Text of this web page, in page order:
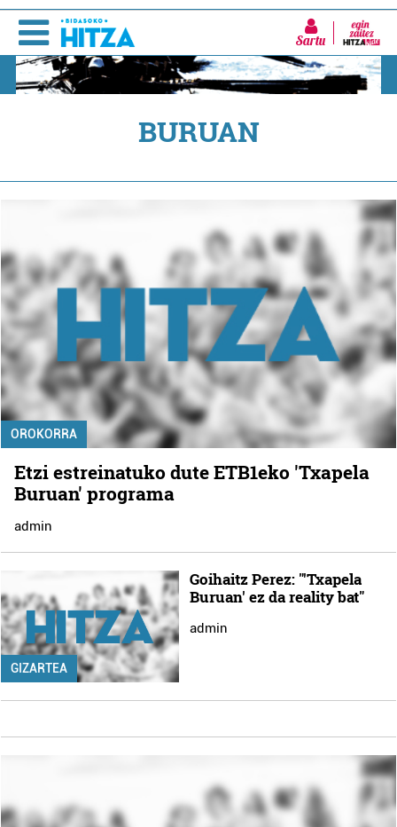
Sartu
BURUAN
OROKORRA
Etzi estreinatuko dute ETB1eko 'Txapela
Buruan' programa
admin
GIZARTEA
Goihaitz Perez: "'Txapela
Buruan' ez da reality bat"
admin